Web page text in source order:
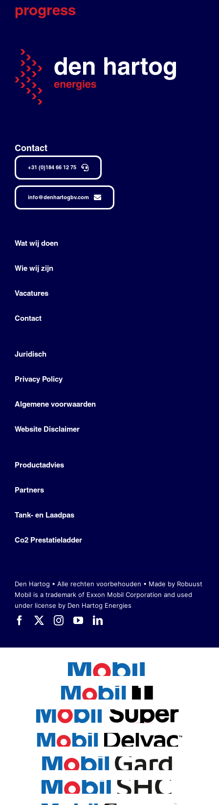
progress
Contact
+31 (0)184 66 12 75
info@denhartogbv.com
Wat wij doen
Wie wij zijn
Vacatures
Contact
Juridisch
Privacy Policy
Algemene voorwaarden
Website Disclaimer
Productadvies
Partners
Tank- en Laadpas
Co2 Prestatieladder
Den Hartog • Alle rechten voorbehouden • Made by Robuust
Mobil is a trademark of Exxon Mobil Corporation and used
under license by Den Hartog Energies